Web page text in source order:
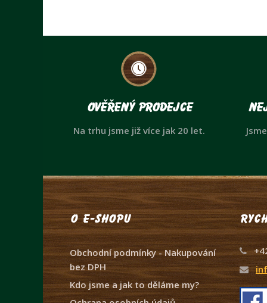
Ověřený prodejce
Na trhu jsme již více jak 20 let.
O e-shopu
Obchodní podmínky - Nakupování
bez DPH
Kdo jsme a jak to děláme my?